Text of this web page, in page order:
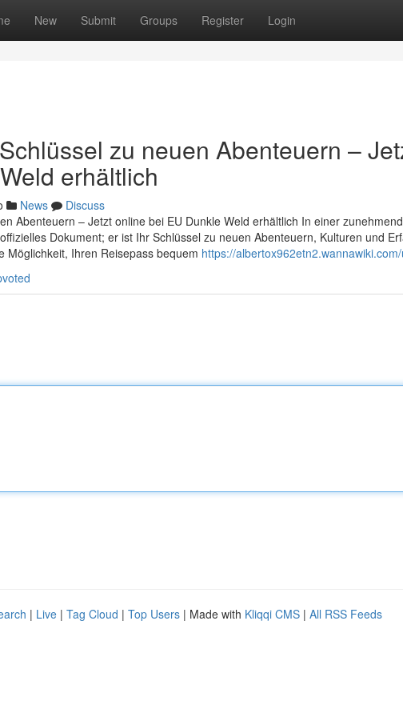
New Submit Groups Register Login
zu neuen Abenteuern –
erhältlich
News
Discuss
Abenteuern – Jetzt online bei EU Dunkle Weld erhältlich In einer
Dokument; er ist Ihr Schlüssel zu neuen Abenteuern, Kulturen und
Möglichkeit, Ihren Reisepass bequem https://
| Live | Tag Cloud | Top Users | Made with Kliqqi CMS | All RSS Feeds